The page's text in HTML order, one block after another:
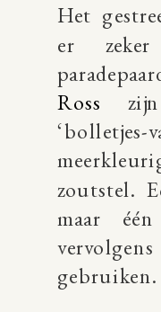
Het
er
Ross
zoutstel.
maar
gebruiken.